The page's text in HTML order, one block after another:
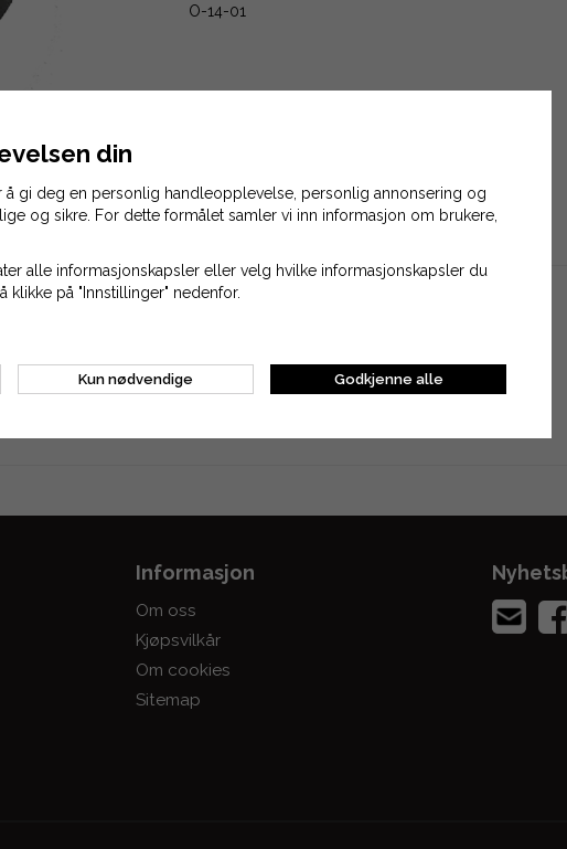
O-14-01
Informasjon
Om oss
Kjøpsvilkår
Om cookies
Sitemap
din
å gi deg en personlig handleopplevelse, personlig annonsering og
og sikre. For dette formålet samler vi inn informasjon om brukere,
alle informasjonskapsler eller velg hvilke informasjonskapsler du
klikke på "Innstillinger" nedenfor.
Kun nødvendige Godkjenne alle